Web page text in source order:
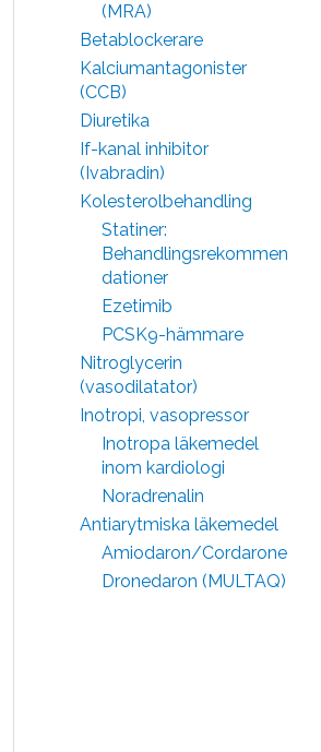
(MRA)
Betablockerare
Kalciumantagonister
(CCB)
Diuretika
If-kanal inhibitor
(Ivabradin)
Kolesterolbehandling
Statiner:
Behandlingsrekommen
dationer
Ezetimib
PCSK9-hämmare
Nitroglycerin
(vasodilatator)
Inotropi, vasopressor
Inotropa läkemedel
inom kardiologi
Noradrenalin
Antiarytmiska läkemedel
Amiodaron/Cordarone
Dronedaron (MULTAQ)